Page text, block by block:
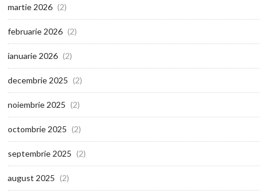
martie 2026 (2)
februarie 2026 (2)
ianuarie 2026 (2)
decembrie 2025 (2)
noiembrie 2025 (2)
octombrie 2025 (2)
septembrie 2025 (2)
august 2025 (2)